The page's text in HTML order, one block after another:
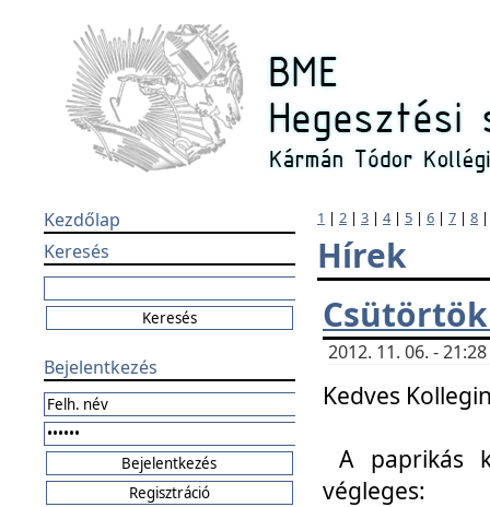
Kezdőlap
Keresés
Bejelentkezés
1 | 2 | 3 | 4| 5 | 6 | 7 | 8
Hírek
2012. 11. 06. -
Kedves
A paprikás
végleges: